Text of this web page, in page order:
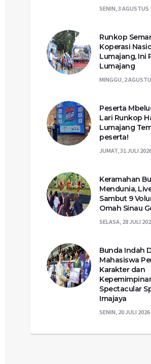
SENIN, 3 AGUSTUS
Runkop
Koperasi
Lumajang, Ini
Lumajang
MINGGU, 2
Peserta
Lari Runkop
Lumajang
peserta!
JUMAT, 31 JULI
Keramahan
Mendunia,
Sambut 9
Omah Sinau
SELASA, 28 JULI
Bunda Indah
Mahasiswa
Karakter dan
Spectacular
Imajaya
SENIN, 20 JULI 2026